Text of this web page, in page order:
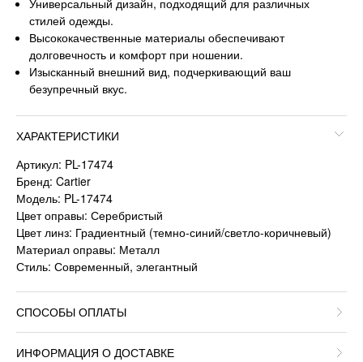
Универсальный дизайн, подходящий для различных
стилей одежды.
Высококачественные материалы обеспечивают
долговечность и комфорт при ношении.
Изысканный внешний вид, подчеркивающий ваш
безупречный вкус.
ХАРАКТЕРИСТИКИ
Артикул: PL-17474
Бренд: Cartier
Модель: PL-17474
Цвет оправы: Серебристый
Цвет линз: Градиентный (темно-синий/светло-коричневый)
Материал оправы: Металл
Стиль: Современный, элегантный
СПОСОБЫ ОПЛАТЫ
ИНФОРМАЦИЯ О ДОСТАВКЕ